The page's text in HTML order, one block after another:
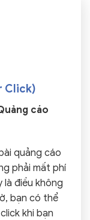
Click)
cáo
quảng cáo
phải mất phí
là điều không
bạn có thể
khi bạn